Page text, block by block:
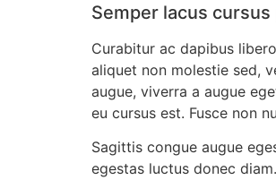
Semper lacus
Curabitur ac dapibus
aliquet non molestie sed,
augue, viverra a augue
eu cursus est. Fusce non
Sagittis congue augue
egestas luctus donec